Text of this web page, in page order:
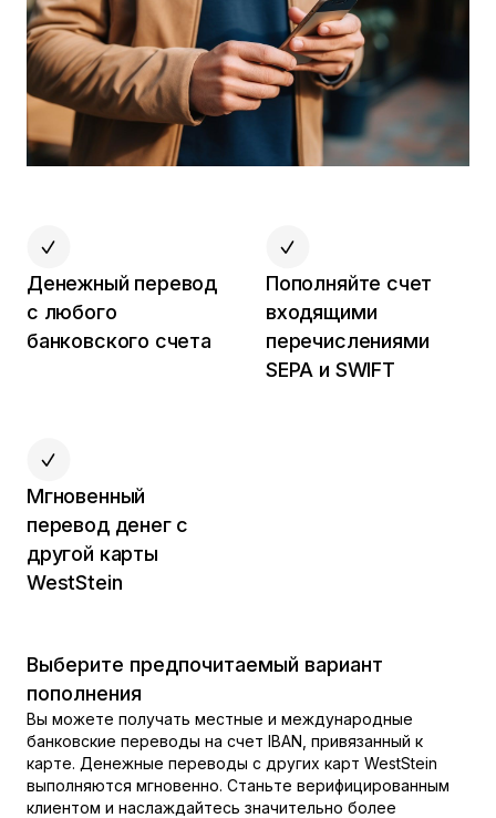
Денежный перевод
с любого
банковского счета
Пополняйте счет
входящими
перечислениями
SEPA и SWIFT
Мгновенный
перевод денег с
другой карты
WestStein
Выберите предпочитаемый вариант
пополнения
Вы можете получать местные и международные
банковские переводы на счет IBAN, привязанный к
карте. Денежные переводы с других карт WestStein
выполняются мгновенно. Станьте верифицированным
клиентом и наслаждайтесь значительно более